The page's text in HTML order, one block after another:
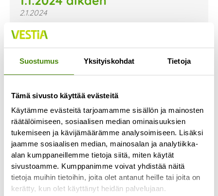
Suostumus Yksityiskohdat Tietoja
Tämä sivusto käyttää evästeitä
Käytämme evästeitä tarjoamamme sisällön ja mainosten
räätälöimiseen, sosiaalisen median ominaisuuksien
tukemiseen ja kävijämäärämme analysoimiseen. Lisäksi
jaamme sosiaalisen median, mainosalan ja analytiikka-
alan kumppaneillemme tietoja siitä, miten käytät
sivustoamme. Kumppanimme voivat yhdistää näitä
tietoja muihin tietoihin, joita olet antanut heille tai joita on
kerätty, kun olet käyttänyt heidän palvelujaan.
2.1.2024
Uusi jätemaksutaksa on astunut voimaan 1.1.2024.
Uusi taksa ja sen mukaiset hinnat on nyt päivitetty